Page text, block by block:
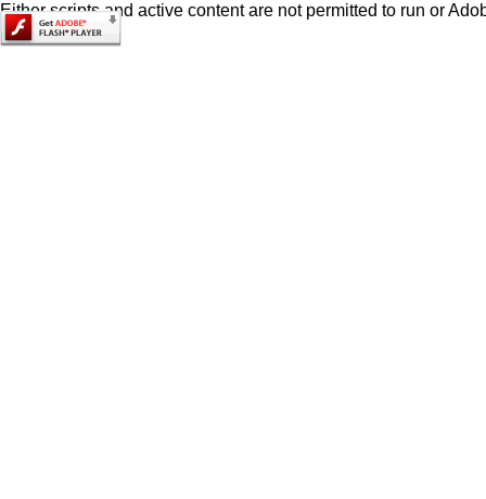
Either scripts and active content are not permitted to run or